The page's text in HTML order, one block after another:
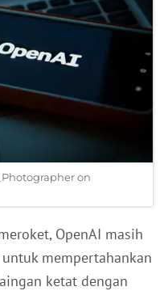
on
OpenAI masih
mempertahankan
ketat dengan